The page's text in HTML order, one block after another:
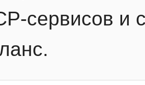
сервисов и